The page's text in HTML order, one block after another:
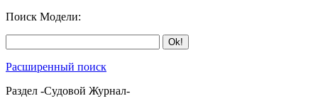
Поиск Модели:
Расширенный поиск
Раздел -Судовой Журнал-